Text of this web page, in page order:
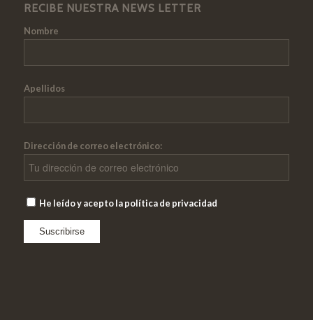
RECIBE NUESTRA NEWS LETTER
Nombre
Apellidos
Dirección de correo electrónico:
He leído y acepto la política de privacidad